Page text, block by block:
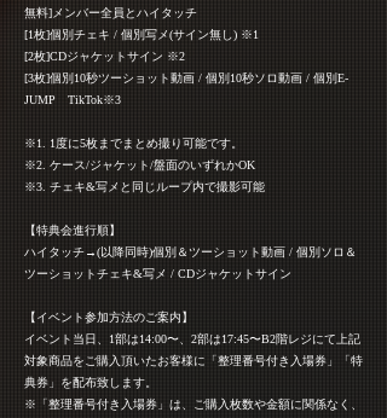
無料]メンバー全員とハイタッチ
[1枚]個別チェキ / 個別写メ(サイン無し) ※1
[2枚]CDジャケットサイン ※2
[3枚]個別10秒ツーショット動画 / 個別10秒ソロ動画 / 個別E-
JUMP TikTok※3
※1. 1度に5枚までまとめ撮り可能です。
※2. ケース/ジャケット/盤面のいずれかOK
※3. チェキ&写メと同じループ内で撮影可能
【特典会進行順】
ハイタッチ→(以降同時)個別＆ツーショット動画 / 個別ソロ＆
ツーショットチェキ&写メ / CDジャケットサイン
【イベント参加方法のご案内】
イベント当日、1部は14:00〜、2部は17:45〜B2階レジにて上記
対象商品をご購入頂いたお客様に「整理番号付き入場券」「特
典券」を配布致します。
※「整理番号付き入場券」は、ご購入枚数や金額に関係なく、